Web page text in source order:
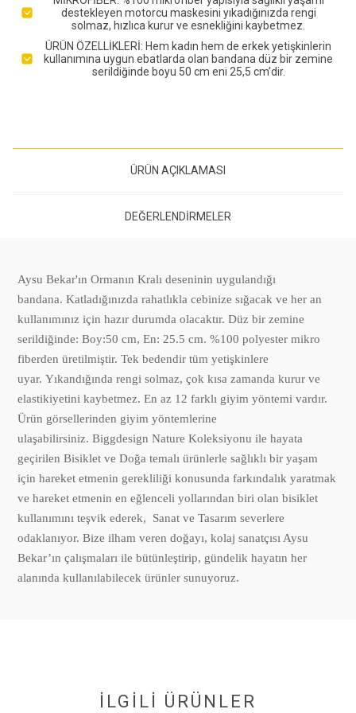
destekleyen motorcu maskesini yıkadığınızda rengi
solmaz, hızlıca kurur ve esnekliğini kaybetmez.
ÜRÜN ÖZELLİKLERİ: Hem kadın hem de erkek yetişkinlerin
kullanımına uygun ebatlarda olan bandana düz bir zemine
serildiğinde boyu 50 cm eni 25,5 cm’dir.
ÜRÜN AÇIKLAMASI
DEĞERLENDIRMELER
Aysu Bekar'ın Ormanın Kralı deseninin uygulandığı
bandana. Katladığınızda rahatlıkla cebinize sığacak ve her an
kullanımınız için hazır durumda olacaktır. Düz bir zemine
serildiğinde: Boy:50 cm, En: 25.5 cm. %100 polyester mikro
fiberden üretilmiştir. Tek bedendir tüm yetişkinlere
uyar. Yıkandığında rengi solmaz, çok kısa zamanda kurur ve
elastikiyetini kaybetmez. En az 12 farklı giyim yöntemi vardır.
Ürün görsellerinden giyim yöntemlerine
ulaşabilirsiniz. Biggdesign Nature Koleksiyonu ile hayata
geçirilen Bisiklet ve Doğa temalı ürünlerle sağlıklı bir yaşam
için hareket etmenin gerekliliği konusunda farkındalık yaratmak
ve hareket etmenin en eğlenceli yollarından biri olan bisiklet
kullanımını teşvik ederek, Sanat ve Tasarım severlere
odaklanıyor. Bize ilham veren doğayı, kolaj sanatçısı Aysu
Bekar’ın çalışmaları ile bütünleştirip, gündelik hayatın her
alanında kullanılabilecek ürünler sunuyoruz.
İLGİLİ ÜRÜNLER